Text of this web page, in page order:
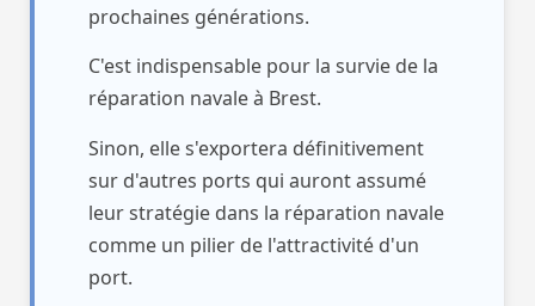
la vue sur la rade.
N’hésitez pas à reprendre contact avec
moi, je suis disponible sauf lorsque je
suis embarqué.
Bonne continuation à vous
Ganor Ginat
prochaines générations.
C'est indispensable pour la survie de la
réparation navale à Brest.
Sinon, elle s'exportera définitivement
sur d'autres ports qui auront assumé
leur stratégie dans la réparation navale
comme un pilier de l'attractivité d'un
port.